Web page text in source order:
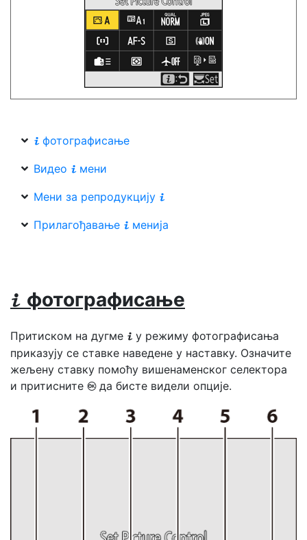
i фотографисање
Видео i мени
Мени за репродукцију i
Прилагођавање i менија
i фотографисање
Притиском на дугме i у режиму фотографисања
приказују се ставке наведене у наставку. Означите
жељену ставку помоћу вишенаменског селектора
и притисните J да бисте видели опције.